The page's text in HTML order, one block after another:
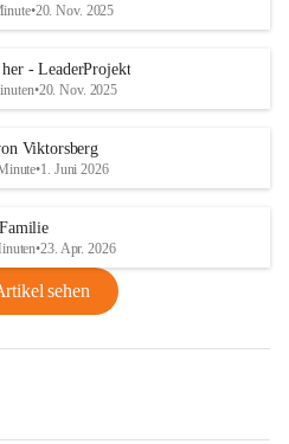
•20. Nov. 2025
- LeaderProjekt
•20. Nov. 2025
Viktorsberg
•1. Juni 2026
Familie
•23. Apr. 2026
sehen